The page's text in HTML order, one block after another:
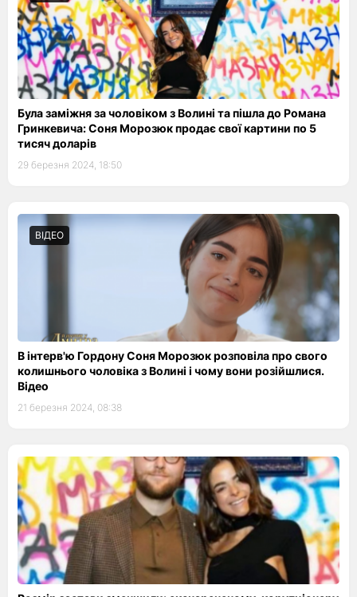
Була заміжня за чоловіком з Волині та пішла до Романа
Гринкевича: Соня Морозюк продає свої картини по 5
тисяч доларів
29 березня 2024, 18:50
ВІДЕО
В інтерв'ю Гордону Соня Морозюк розповіла про свого
колишнього чоловіка з Волині і чому вони розійшлися.
Відео
21 березня 2024, 08:38